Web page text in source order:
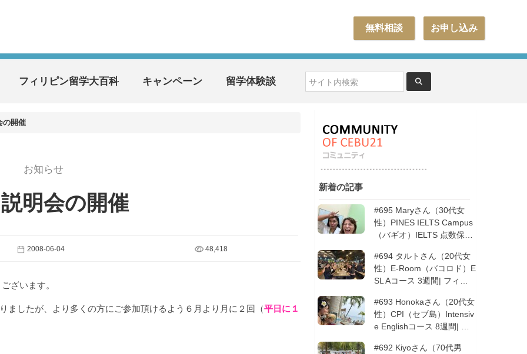
お申し込み
無料相談
フィリピン留学大百科 キャンペーン 留学体験談
の開催
お知らせ
明会の開催
2008-06-04 48,418
ざいます。
ましたが、より多くの方にご参加頂けるよう６月より月に２回（平日に１
新着の記事
#695 Maryさん（30代女
性）PINES IELTS Campus
（バギオ）IELTS 点数保証
#694 タルトさん（20代女
性）E-Room（バコロド）E
SL Aコース 3週間| フィリ
#693 Honokaさん（20代女
性）CPI（セブ島）Intensiv
e Englishコース 8週間| フ
#692 Kiyoさん（70代男